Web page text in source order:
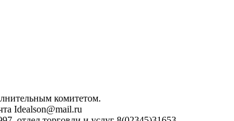
комитетом.
Idealson@mail.ru